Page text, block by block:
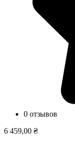
0 отзывов
6 459,00 ₴